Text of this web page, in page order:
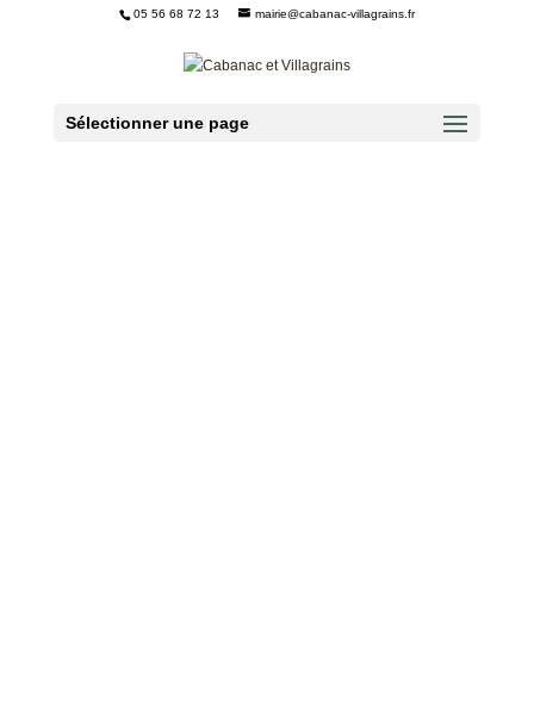
05 56 68 72 13 mairie@cabanac-villagrains.fr
Sélectionner une page